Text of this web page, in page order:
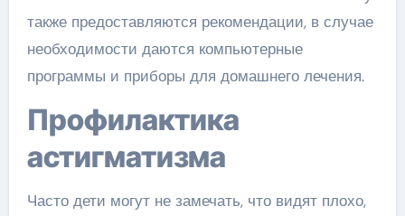
также предоставляются рекомендации, в случае
необходимости даются компьютерные
программы и приборы для домашнего лечения.
Профилактика
астигматизма
Часто дети могут не замечать, что видят плохо,